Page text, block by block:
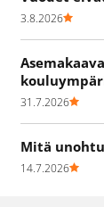
3.8.2026
31.7.2026
Mitä
14.7.2026